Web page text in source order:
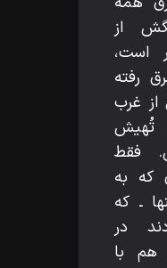
از
است،
رفته
غرب
تُهيش
فقط
كه به
ـ كه
در
هم با